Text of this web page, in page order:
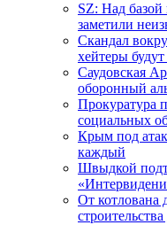
SZ: Над
заметили
Скандал
хейтеры
Саудовская
оборонный
Прокуратура
социальных
Крым под
каждый
Швыдкой
От котлована